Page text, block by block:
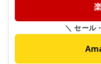
＼ セール